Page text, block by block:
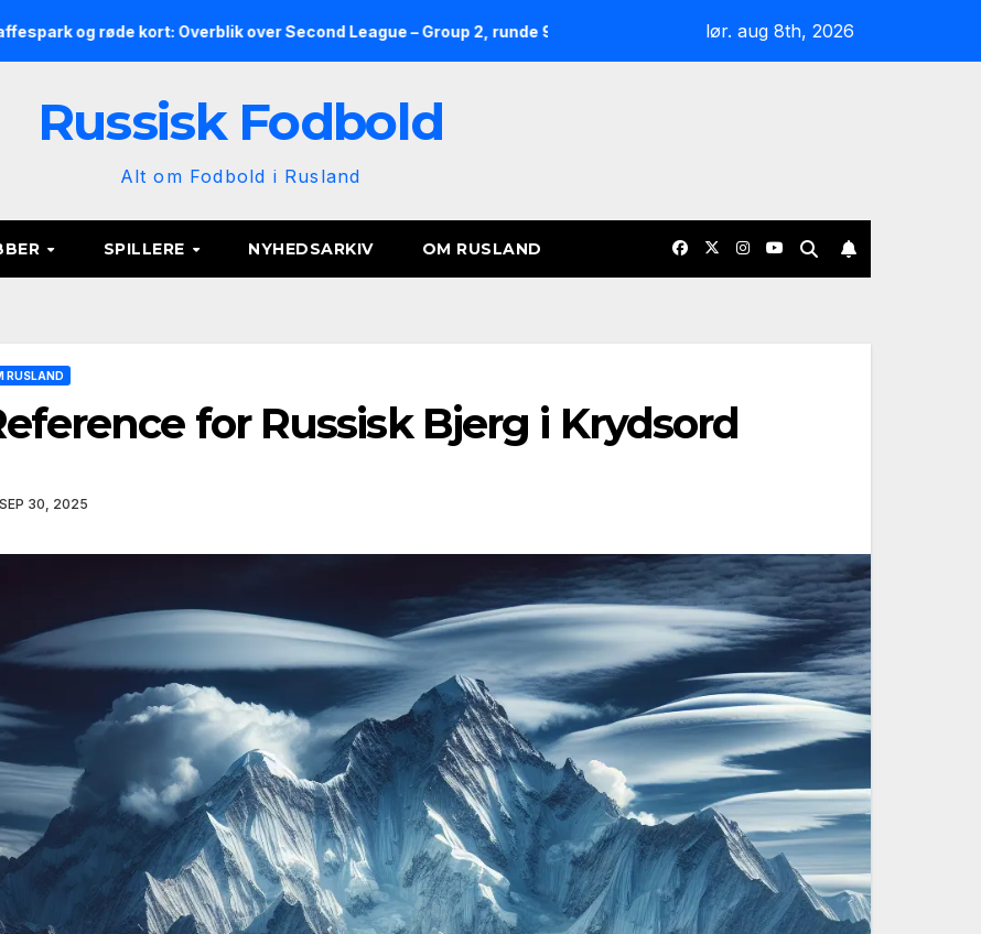
kort: Overblik over Second League – Group 2, runde 9 Nøgterne slagudvekslinger og sene afgørelser: Overblik over
lør. aug 8th, 2026
Russisk Fodbold
Alt om Fodbold i Rusland
SPILLERE NYHEDSARKIV OM RUSLAND
RUSLAND
for Russisk Bjerg i Krydsord
SEP 30, 2025